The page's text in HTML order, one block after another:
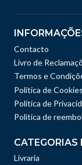
Contacto
Livro de
Termos e
Política de Cookies
Política de
Politica de
CATEGORIAS
Livraria